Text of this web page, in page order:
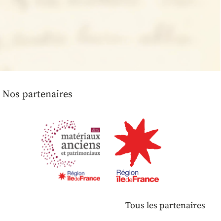
Nos partenaires
Tous les partenaires